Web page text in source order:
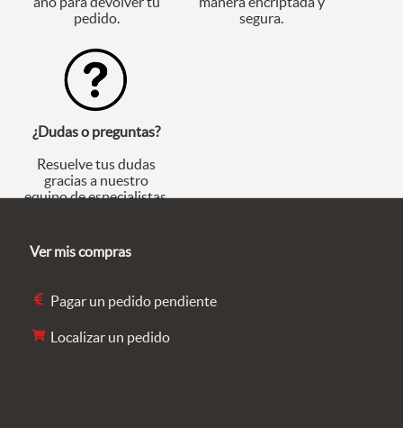
pedido.
segura.
¿Dudas o preguntas?
Resuelve tus dudas
gracias a nuestro
equipo de especialistas.
Ver mis compras
Pagar un pedido pendiente
Localizar un pedido